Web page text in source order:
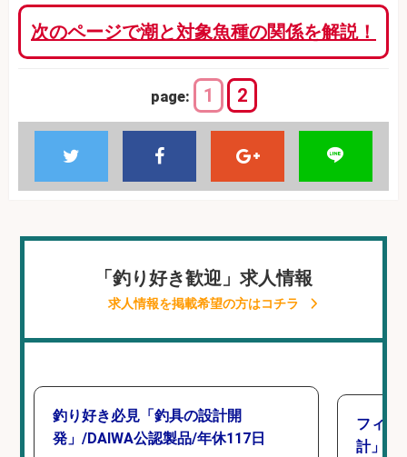
次のページで潮と対象魚種の関係を解説！
page: 1 2
「釣り好き歓迎」求人情報
求人情報を掲載希望の方はコチラ
釣り好き必見「釣具の設計開
発」/DAIWA公認製品/年休117日
フィッ
計」